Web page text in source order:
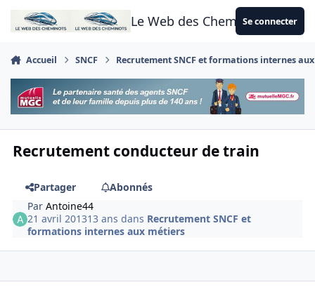
Aller au contenu
Le Web des CheminotsSe connecter
Accueil SNCF Recrutement SNCF et formations internes
Recrutement conducteur de train
Partager
Abonnés
ParAntoine44
21 avril 201313 ans dans Recrutement SNCF et
formations internes aux métiers